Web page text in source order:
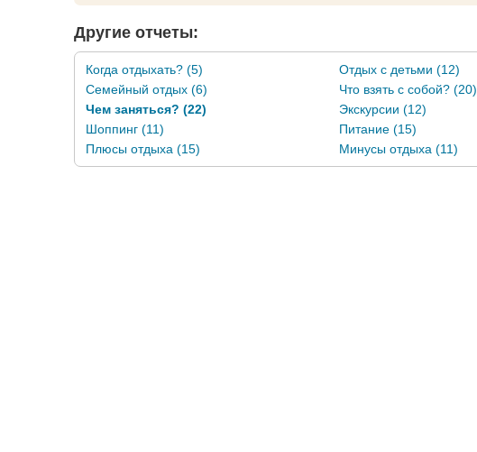
Другие отчеты:
Когда отдыхать? (5) Отдых с детьми (12)
Семейный отдых (6)
Что взять с собой? (20)
Чем заняться? (22)
Экскурсии (12)
Шоппинг (11)
Питание (15)
Плюсы отдыха (15)
Минусы отдыха (11)